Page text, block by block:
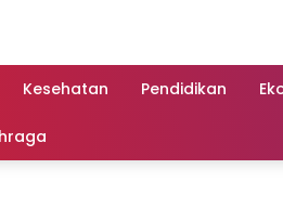
Kesehatan Pendidikan